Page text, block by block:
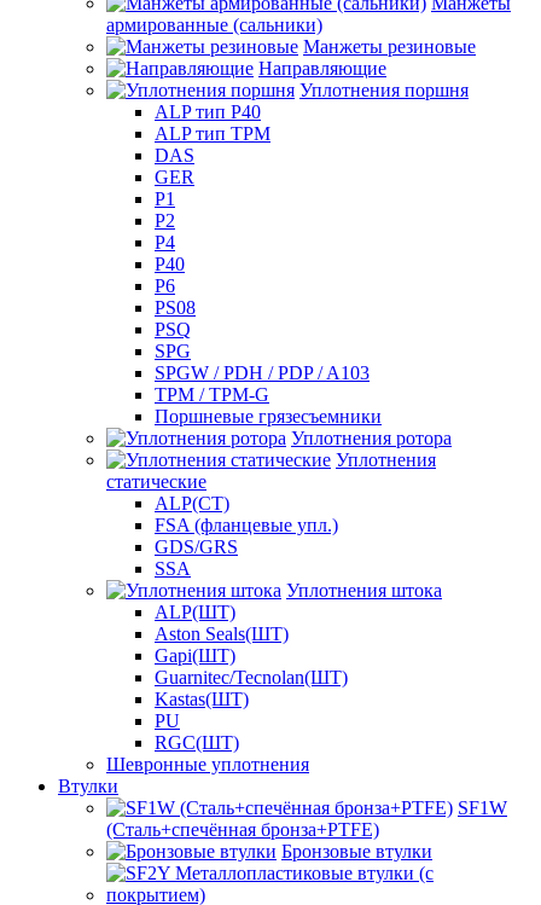
армированные (сальники)
Манжеты резиновые
Направляющие
Уплотнения поршня
ALP тип P40
ALP тип TPM
DAS
GER
P1
P2
P4
P40
P6
PS08
PSQ
SPG
SPGW / PDH / PDP / A103
TPM / TPM-G
Поршневые грязесъемники
Уплотнения ротора
Уплотнения
статические
ALP(СТ)
FSA (фланцевые упл.)
GDS/GRS
SSA
Уплотнения штока
ALP(ШТ)
Aston Seals(ШТ)
Gapi(ШТ)
Guarnitec/Tecnolan(ШТ)
Kastas(ШТ)
PU
RGC(ШТ)
Шевронные уплотнения
Втулки
SF1W
(Сталь+спечённая бронза+PTFE)
Бронзовые втулки